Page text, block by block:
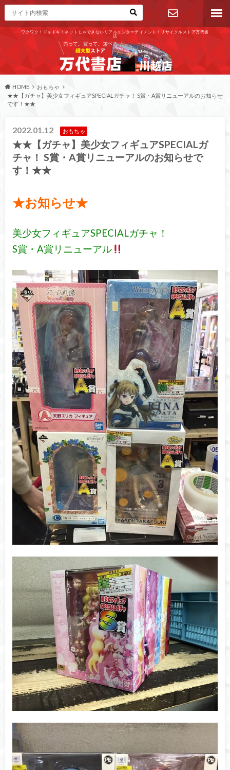
ワクワク！ドキドキ！ネットじゃできないリアルエンターテイメント！リサイクルストア万代書
店
お問い合わ
せ
HOME
おもちゃ
★★【ガチャ】美少女フィギュアSPECIALガチャ！ S賞・A賞リニューアルのお知らせ
です！★★
2022.01.12 おもちゃ
★★【ガチャ】美少女フィギュアSPECIALガ
チャ！ S賞・A賞リニューアルのお知らせで
す！★★
★お知らせ★
美少女フィギュアSPECIALガチャ！
S賞・A賞リニューアル